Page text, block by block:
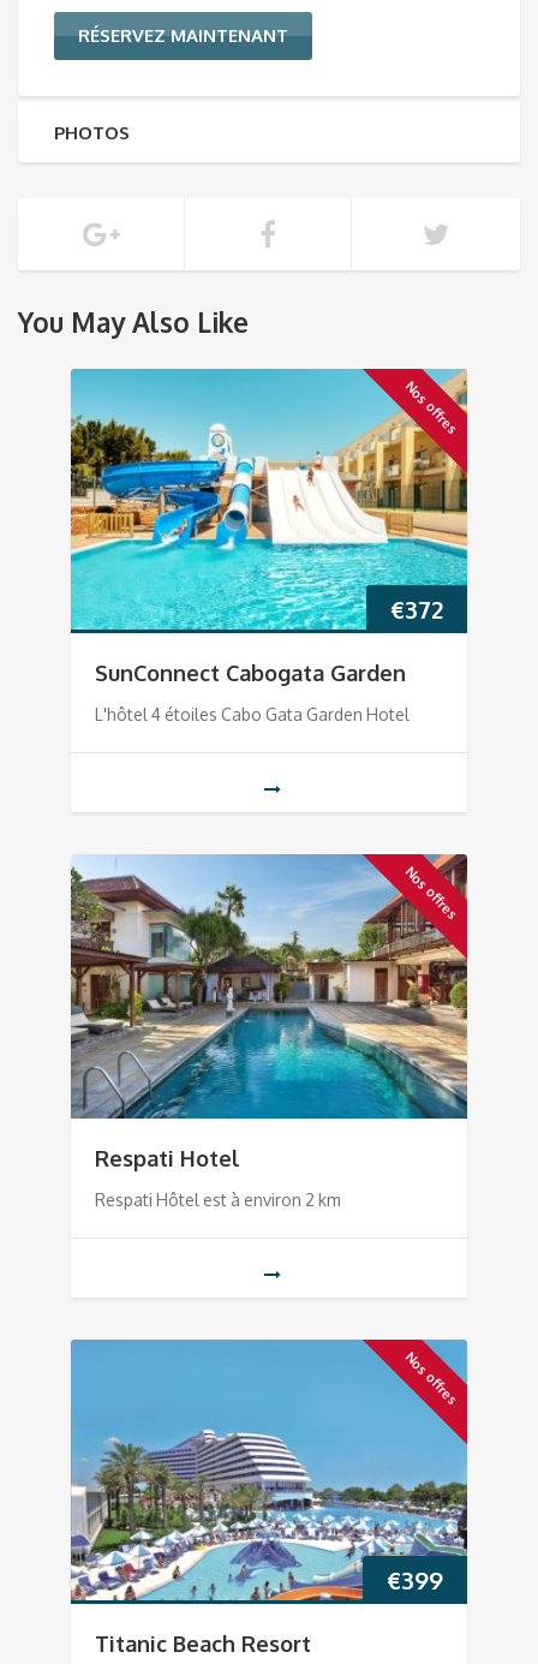
RÉSERVEZ MAINTENANT
PHOTOS
You May Also Like
Nos offres
€372
SunConnect Cabogata Garden
L'hôtel 4 étoiles Cabo Gata Garden Hotel
Nos offres
Respati Hotel
Respati Hôtel est à environ 2 km
Nos offres
€399
Titanic Beach Resort